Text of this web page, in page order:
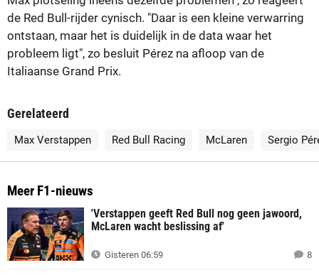
de Red Bull-rijder cynisch. "Daar is een kleine verwarring
ontstaan, maar het is duidelijk in de data waar het
probleem ligt", zo besluit Pérez na afloop van de
Italiaanse Grand Prix.
Gerelateerd
Max Verstappen Red Bull Racing McLaren Sergio
Meer F1-nieuws
'Verstappen geeft Red Bull nog geen jawoord,
McLaren wacht beslissing af'
Gisteren 06:59 8